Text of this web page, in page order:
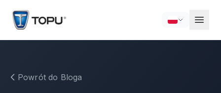
Powrót do Bloga